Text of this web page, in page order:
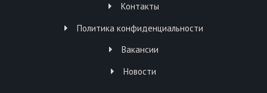
Контакты
Политика конфиденциальности
Вакансии
Новости